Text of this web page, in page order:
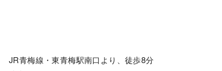
JR青梅線・東青梅駅南口より、徒歩8分